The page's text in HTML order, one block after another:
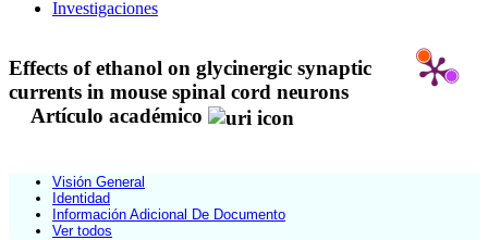
Investigaciones
Effects of ethanol on glycinergic synaptic
currents in mouse spinal cord neurons
Artículo académico
Visión General
Identidad
Información Adicional De Documento
Ver todos